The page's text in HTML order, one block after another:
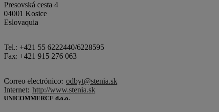
Presovská cesta 4
04001 Kosice
Eslovaquia
Tel.: +421 55 6222440/6228595
Fax: +421 915 276 063
Correo electrónico: odbyt@stenia.sk
Internet: http://www.stenia.sk
UNICOMMERCE d.o.o.